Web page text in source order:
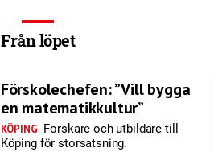
Från löpet
Förskolechefen: ”Vill bygga
en matematikkultur”
KÖPING Forskare och utbildare till
Köping för storsatsning.